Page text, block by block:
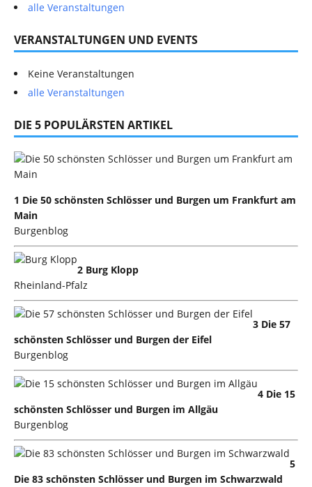
alle Veranstaltungen
VERANSTALTUNGEN UND EVENTS
Keine Veranstaltungen
alle Veranstaltungen
DIE 5 POPULÄRSTEN ARTIKEL
1 Die 50 schönsten Schlösser und Burgen um Frankfurt am
Main
Burgenblog
2 Burg Klopp
Rheinland-Pfalz
3 Die 57
schönsten Schlösser und Burgen der Eifel
Burgenblog
4 Die 15
schönsten Schlösser und Burgen im Allgäu
Burgenblog
5
Die 83 schönsten Schlösser und Burgen im Schwarzwald